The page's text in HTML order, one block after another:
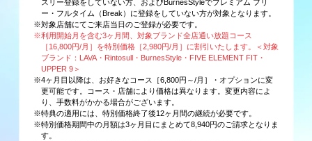
スリー登録をしていない方、およびBurnesStyleでプレミアム フリ
ー・フルタイム（Break）に登録をしていない方が対象となります。
※対象店舗にてご来店当日のご登録が必要です。
※利用開始月を含む3ヶ月間、対象ブランド全店通い放題コース
［16,800円/月］を特別価格［2,980円/月］に割引いたします。＜対象
ブランド：LAVA・Rintosull・BurnesStyle・FIVE ELEMENT FIT・
UPPER 9＞
※4ヶ月目以降は、お好きなコース［6,800円～/月］・オプションに変
更可能です。コース・店舗により価格は異なります。変更内容によ
り、手数料がかかる場合がございます。
※特典の適用には、特別価格終了後12ヶ月間の継続が必要です。
※特別価格期間中の月額は3ヶ月目にまとめて8,940円のご請求となりま
す。